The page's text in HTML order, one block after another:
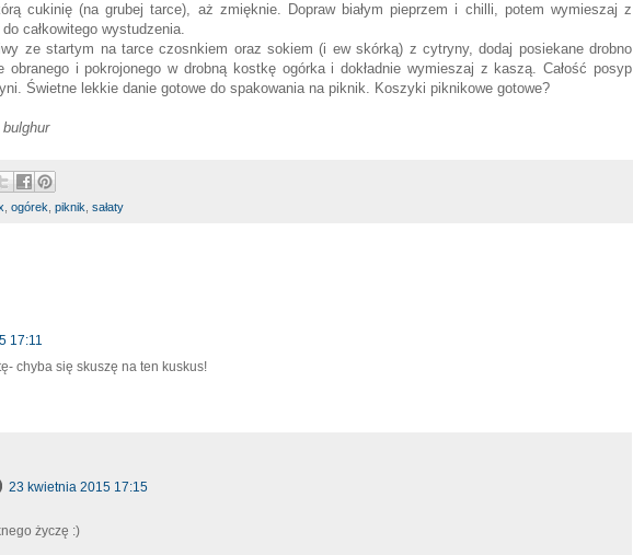
cukinię (na grubej tarce), aż zmięknie. Dopraw białym pieprzem i chilli, potem wymieszaj z
całkowitego wystudzenia.
ze startym na tarce czosnkiem oraz sokiem (i ew skórką) z cytryny, dodaj posiekane drobno
obranego i pokrojonego w drobną kostkę ogórka i dokładnie wymieszaj z kaszą. Całość posyp
Świetne lekkie danie gotowe do spakowania na piknik. Koszyki piknikowe gotowe?
, ogórek, piknik, sałaty
17:11
chyba się skuszę na ten kuskus!
23 kwietnia 2015 17:15
życzę :)